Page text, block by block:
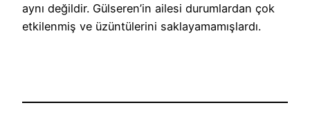
aynı değildir. Gülseren’in ailesi durumlardan çok
etkilenmiş ve üzüntülerini saklayamamışlardı.